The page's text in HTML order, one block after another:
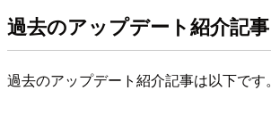
過去のアップデート紹介記事
過去のアップデート紹介記事は以下です。